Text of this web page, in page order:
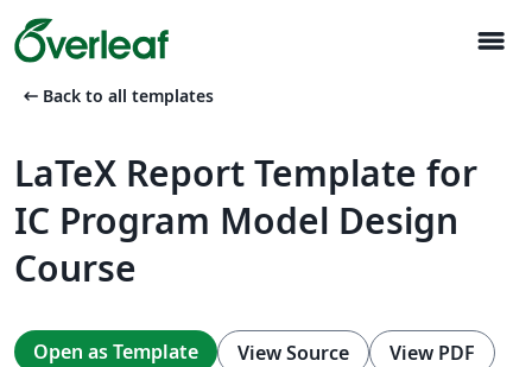
menu
arrow_left_alt Back to all templates
LaTeX Report Template for
IC Program Model Design
Course
Open as Template View Source View PDF